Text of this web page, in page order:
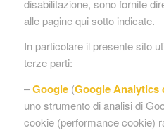
disabilitazione, sono fornite
alle pagine qui sotto indicate.
In particolare il presente sito
terze parti:
–Google(Google Analytics
uno strumento di analisi di
cookie (performance cookie)